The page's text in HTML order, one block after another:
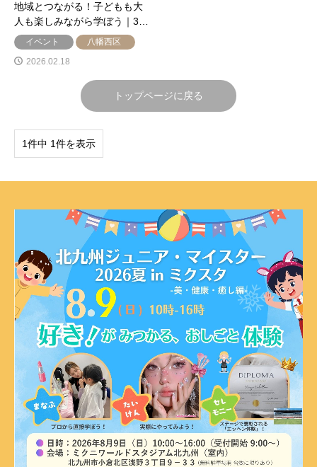
地域とつながる！子どもも大
人も楽しみながら学ぼう｜3…
イベント
八幡西区
2026.02.18
トップページに戻る
1件中 1件を表示